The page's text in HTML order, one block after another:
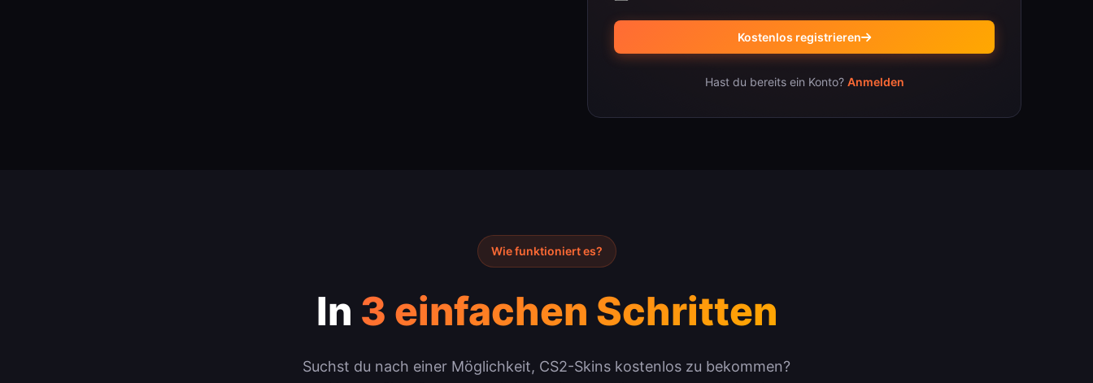
Kostenlos registrieren
Hast du bereits ein Konto? Anmelden
Wie funktioniert es?
In 3 einfachen Schritten
Suchst du nach einer Möglichkeit, CS2-Skins kostenlos zu bekommen?